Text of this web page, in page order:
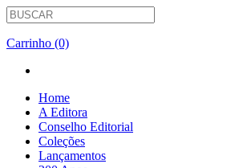
Carrinho (0)
Home
A Editora
Conselho Editorial
Coleções
Lançamentos